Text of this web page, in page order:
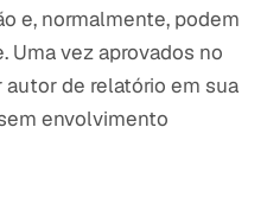
e, normalmente, podem
Uma vez aprovados no
de relatório em sua
envolvimento